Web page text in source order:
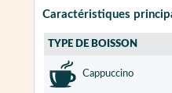
Caractéristiques
TYPE DE BOISSON
Cappuccino